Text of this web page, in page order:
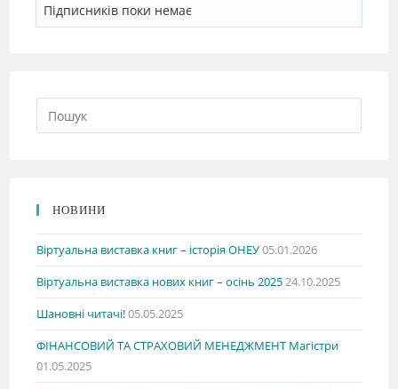
Підписників поки немає
НОВИНИ
Віртуальна виставка книг – історія ОНЕУ05.01.2026
Віртуальна виставка нових книг – осінь 202524.10.2025
Шановні читачі!05.05.2025
ФІНАНСОВИЙ ТА СТРАХОВИЙ МЕНЕДЖМЕНТ Магістри
01.05.2025